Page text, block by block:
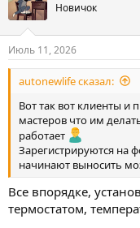
Новичок
Июль 11, 2026
autonewlife сказал:
Вот так вот клиенты и
мастеров что им
работает
Зарегистрируются на
начинают выносить
Все впорядке,
термостатом,